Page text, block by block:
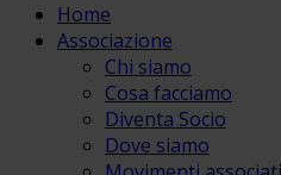
Home
Associazione
Chi siamo
Cosa facciamo
Diventa Socio
Dove siamo